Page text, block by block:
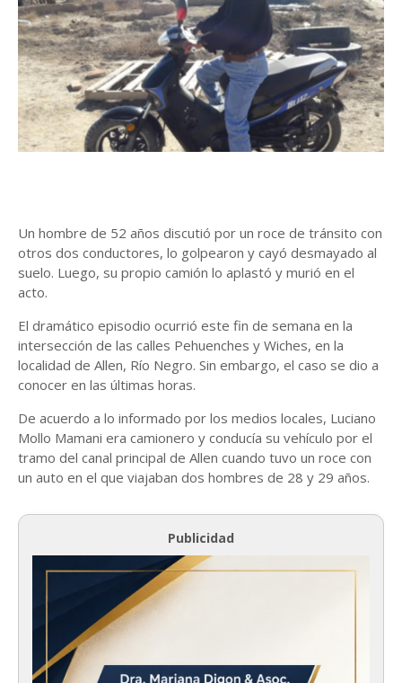
Un hombre de 52 años discutió por un roce de tránsito con
otros dos conductores, lo golpearon y cayó desmayado al
suelo. Luego, su propio camión lo aplastó y murió en el
acto.
El dramático episodio ocurrió este fin de semana en la
intersección de las calles Pehuenches y Wiches, en la
localidad de Allen, Río Negro. Sin embargo, el caso se dio a
conocer en las últimas horas.
De acuerdo a lo informado por los medios locales, Luciano
Mollo Mamani era camionero y conducía su vehículo por el
tramo del canal principal de Allen cuando tuvo un roce con
un auto en el que viajaban dos hombres de 28 y 29 años.
Publicidad